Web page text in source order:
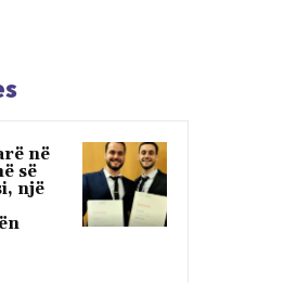
në
së
një